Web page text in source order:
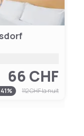
66 CHF
41% 112 CHFla nuit